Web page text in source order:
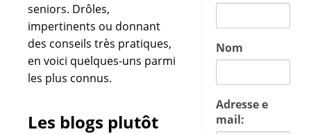
seniors. Drôles,
impertinents ou donnant
des conseils très pratiques,
en voici quelques-uns parmi
les plus connus.
Les blogs plutôt
Nom
Adresse e
mail: